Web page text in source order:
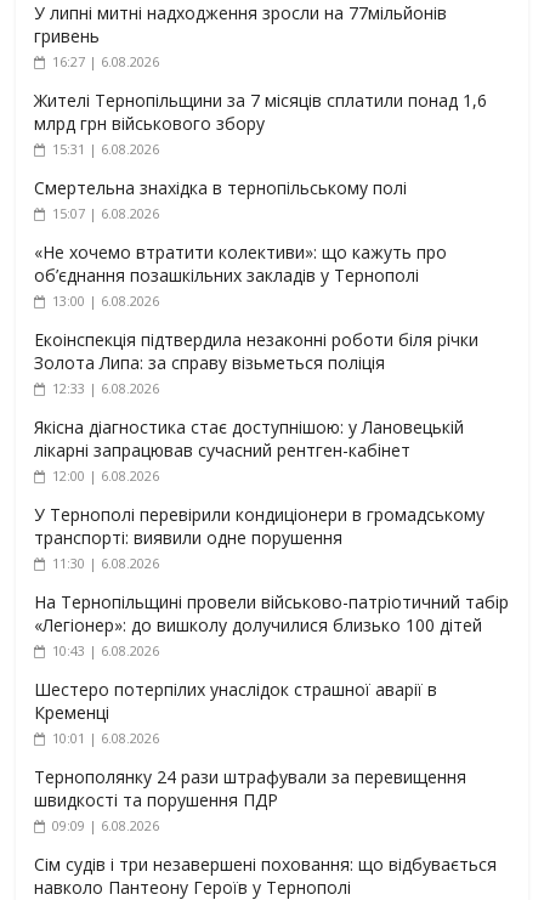
У липні митні надходження зросли на 77мільйонів
гривень
16:27 | 6.08.2026
Жителі Тернопільщини за 7 місяців сплатили понад 1,6
млрд грн військового збору
15:31 | 6.08.2026
Смертельна знахідка в тернопільському полі
15:07 | 6.08.2026
«Не хочемо втратити колективи»: що кажуть про
об’єднання позашкільних закладів у Тернополі
13:00 | 6.08.2026
Екоінспекція підтвердила незаконні роботи біля річки
Золота Липа: за справу візьметься поліція
12:33 | 6.08.2026
Якісна діагностика стає доступнішою: у Лановецькій
лікарні запрацював сучасний рентген-кабінет
12:00 | 6.08.2026
У Тернополі перевірили кондиціонери в громадському
транспорті: виявили одне порушення
11:30 | 6.08.2026
На Тернопільщині провели військово-патріотичний табір
«Легіонер»: до вишколу долучилися близько 100 дітей
10:43 | 6.08.2026
Шестеро потерпілих унаслідок страшної аварії в
Кременці
10:01 | 6.08.2026
Тернополянку 24 рази штрафували за перевищення
швидкості та порушення ПДР
09:09 | 6.08.2026
Сім судів і три незавершені поховання: що відбувається
навколо Пантеону Героїв у Тернополі